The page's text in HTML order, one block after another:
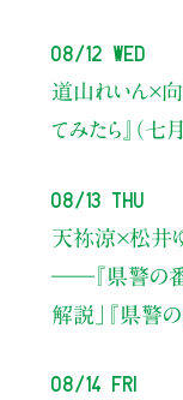
08/12 Wed
道山れいん×向
てみたら』（七
08/13 Thu
天祢涼×松井
――『県警の番
解説」
『県警
08/14 Fri